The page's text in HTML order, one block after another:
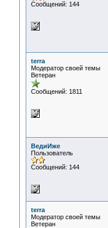
Сообщений: 144
terra
Модератор своей темы
Ветеран
Сообщений: 1811
ВедиИже
Пользователь
Сообщений: 144
terra
Модератор своей темы
Ветеран